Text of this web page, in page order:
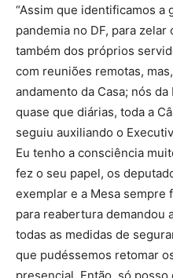
“Assim que identificamos a
pandemia no DF, para zelar
também dos próprios
com reuniões remotas,
andamento da Casa; nós
quase que diárias, toda a
seguiu auxiliando o
Eu tenho a consciência
fez o seu papel, os
exemplar e a Mesa sempre
para reabertura demandou
todas as medidas de
que pudéssemos retomar